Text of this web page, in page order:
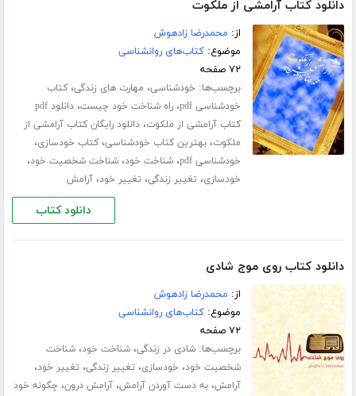
دانلود کتاب آرامشی از ملکوت
از: محمدرضا زادهوش
موضوع:کتاب‌های روانشناسی
۷۲ صفحه
برچسب‌ها: خودشناسی، مهارت های زندگی،کتاب
خودشناسی pdf
،راه شناخت خود چیست،
دانلود pdf
کتاب آرامشی از ملکوت،دانلود رایگان کتاب آرامشی از
ملکوت،بهترین کتاب خودشناسی،کتاب خودسازی،
خودشناسی pdf ،شناخت خود،شناخت شخصیت خود،
خودسازی، تغییر زندگی، تغییر خود،آرامش
دانلود کتاب
دانلود کتاب روی موج شادی
از: محمدرضا زادهوش
موضوع:کتاب‌های روانشناسی
۷۲ صفحه
برچسب‌ها:شادی در زندگی،شناخت خود،شناخت
شخصیت خود، خودسازی، تغییر زندگی، تغییر خود،
آرامش،به دست آوردن آرامش،آرامش درون، چگونه خود